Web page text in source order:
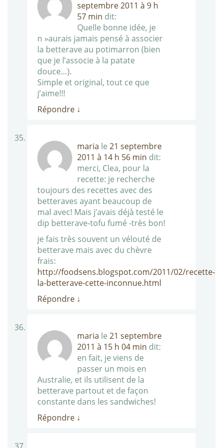
septembre 2011 à 9 h
57 min dit:
Quelle bonne idée, je
n »aurais jamais pensé à associer
la betterave au potimarron (bien
que je l’associe à la patate
douce…).
Simple et original, tout ce que
j’aime!!!
Répondre ↓
maria le 21 septembre
2011 à 14 h 56 min dit:
merci, Clea, pour la
recette: je recherche
toujours des recettes avec des
betteraves ayant beaucoup de
mal avec! Mais j’avais déjà testé le
dip betterave-tofu fumé -très bon!
je fais très souvent un vélouté de
betterave mais avec du chèvre
frais:
http://foodsens.blogspot.com/2011/02/recette-
la-betterave-cette-inconnue.html
Répondre ↓
maria le 21 septembre
2011 à 15 h 04 min dit:
en fait, je viens de
passer un mois en
Australie, et ils utilisent de la
betterave partout et de façon
constante dans les sandwiches!
Répondre ↓